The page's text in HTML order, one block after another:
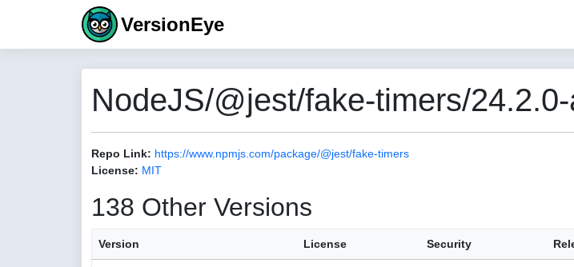
VersionEye
NodeJS/@jest/fake-timers/
Repo Link: https://www.npmjs.com/package/@jest/fake-timers
License: MIT
138 Other Versions
Version License Security